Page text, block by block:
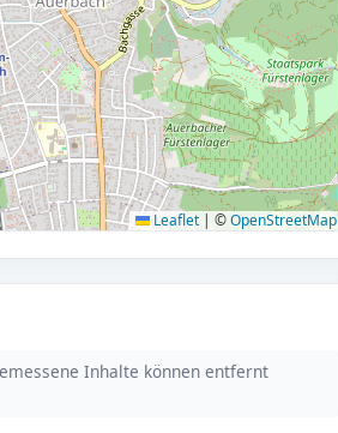
Leaflet | ©OpenStreetMap
Inhalte können entfernt